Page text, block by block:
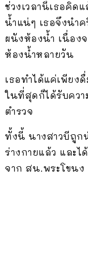
ช่วงเวลานี้เธอคิด
น้ำแน่ๆ เธอจึงนำ
ผนังห้องน้ำ เนื่อง
ห้องน้ำหลายวัน
เธอทำได้แค่เพียง
ในที่สุดก็ได้รับควา
ตำรวจ
ทั้งนี้ นางสาวบีถูก
ร่างกายแล้ว และ
จาก สน.พระโขนง